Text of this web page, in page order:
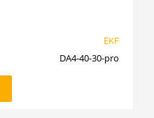
EKF
DA4-40-30-pro